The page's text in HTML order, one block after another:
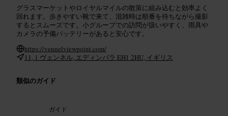
グラスマーケットやロイヤルマイルの散策に組み込むと効率よく
回れます。歩きやすい靴で来て、混雑時は順番を待ちながら撮影
するとスムーズです。小グループでの訪問が扱いやすく、雨具や
カメラの予備バッテリーがあると安心です。
https://vennelviewpoint.com/
11, 1 ヴェンネル, エディンバラ EH1 2HU, イギリス
類似のガイド
ガイド